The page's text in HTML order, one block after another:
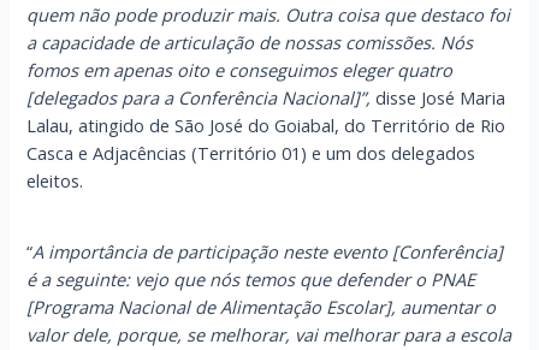
quem não pode produzir mais. Outra coisa que destaco foi
a capacidade de articulação de nossas comissões. Nós
fomos em apenas oito e conseguimos eleger quatro
[delegados para a Conferência Nacional]”,disse José Maria
Lalau, atingido de São José do Goiabal, do Território de Rio
Casca e Adjacências (Território 01) e um dos delegados
eleitos.
“A importância de participação neste evento [Conferência]
é a seguinte: vejo que nós temos que defender o PNAE
[Programa Nacional de Alimentação Escolar], aumentar o
valor dele, porque, se melhorar, vai melhorar para a escola